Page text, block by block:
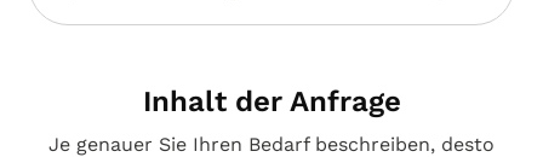
Inhalt der Anfrage
Je genauer Sie Ihren Bedarf beschreiben, desto